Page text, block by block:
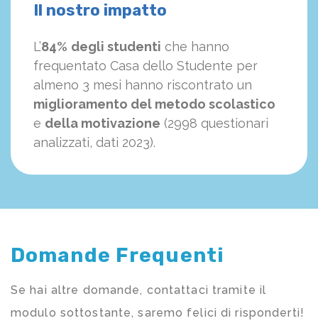
Il nostro impatto
L’84% degli studenti che hanno
frequentato Casa dello Studente per
almeno 3 mesi hanno riscontrato un
miglioramento del metodo scolastico
e della motivazione (2998 questionari
analizzati, dati 2023).
Domande Frequenti
Se hai altre domande, contattaci tramite il
modulo sottostante, saremo felici di risponderti!